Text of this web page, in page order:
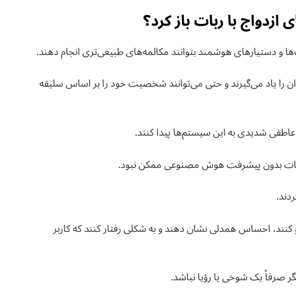
با ربات باز کرد؟
دستیارهای هوشمند بتوانند مکالمه‌های طبیعی‌تری انجام دهند.
را یاد می‌گیرند و حتی می‌توانند شخصیت خود را بر اساس سلیقه
شدیدی به این سیستم‌ها پیدا کنند.
ربات بدون پیشرفت هوش مصنوعی ممکن نبود.
احساس همدلی نشان دهند و به شکلی رفتار کنند که کاربر
صرفاً یک شوخی یا رؤیا نباشد.